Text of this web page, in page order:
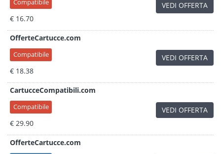
Compatibile
€ 16.70
VEDI OFFERTA
OfferteCartucce.com
Compatibile
€ 18.38
VEDI OFFERTA
CartucceCompatibili.com
Compatibile
€ 29.90
VEDI OFFERTA
OfferteCartucce.com